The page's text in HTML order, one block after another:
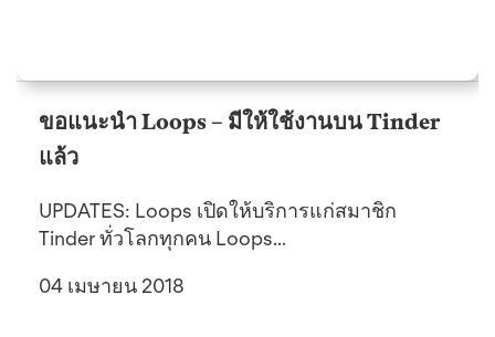
ขอแนะนำ Loops – มีให้ใช้งานบน Tinder
แล้ว
UPDATES: Loops เปิดให้บริการแก่สมาชิก
Tinder ทั่วโลกทุกคน Loops...
04 เมษายน 2018